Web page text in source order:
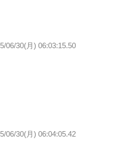
06/30(月) 06:03:15.50
06/30(月) 06:04:05.42